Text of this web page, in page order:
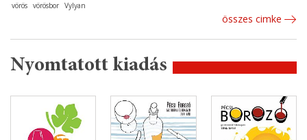
vörös vörösbor Vylyan
összes cimke
Nyomtatott kiadás